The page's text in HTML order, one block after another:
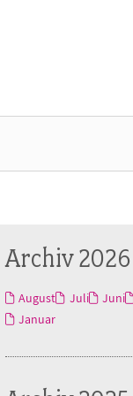
Archiv 2026
August Juli Juni
Januar